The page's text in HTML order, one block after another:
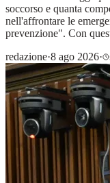
soccorso e quanta
nell'affrontare le
prevenzione". Con
redazione·8 ago 2026·